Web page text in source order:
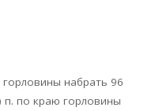
набрать 96
п. по краю горловины